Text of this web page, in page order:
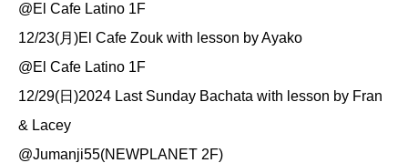
@El Cafe Latino 1F
12/23(月)El Cafe Zouk with lesson by Ayako
@El Cafe Latino 1F
12/29(日)2024 Last Sunday Bachata with lesson by Fran
& Lacey
@Jumanji55(NEWPLANET 2F)